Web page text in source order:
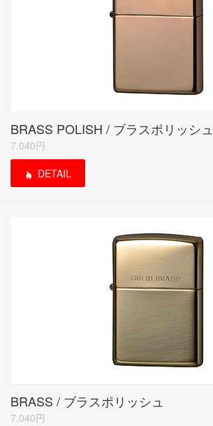
BRASS POLISH / ブラスポリッシュ
7,040円
DETAIL
BRASS / ブラスポリッシュ
7,040円